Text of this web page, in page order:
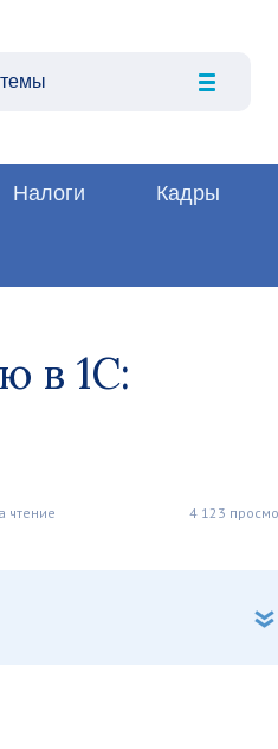
Налоги Кадры
в 1С:
чтение 4 123